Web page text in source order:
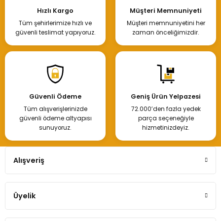
Hemen İncele
Megane-Scenic Torpido Kapağı Kilidi
200,00 TL
Hemen İncele
Hızlı Kargo
Tüm şehirlerimize hızlı ve
güvenli teslimat yapıyoruz.
Müşteri Memnuniyeti
Müşteri memnuniyetini her
zaman önceliğimizdir.
Güvenli Ödeme
Tüm alışverişlerinizde
güvenli ödeme altyapısı
sunuyoruz.
Geniş Ürün Yelpazesi
72.000’den fazla yedek
parça seçeneğiyle
hizmetinizdeyiz.
Alışveriş
Üyelik